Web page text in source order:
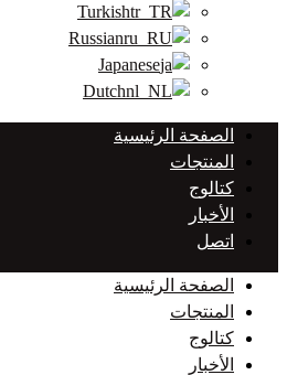
Turkish
Russian
Japanese
Dutch
الصفحة الرئيسية
المنتجات
كتالوج
الأخبار
اتصل
الصفحة الرئيسية
المنتجات
كتالوج
الأخبار